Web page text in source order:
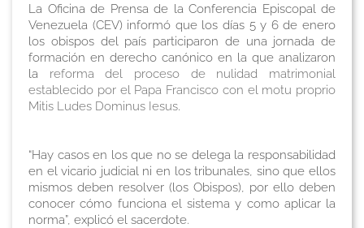
La Oficina de Prensa de la Conferencia Episcopal de
Venezuela (CEV) informó que los días 5 y 6 de enero
los obispos del país participaron de una jornada de
formación en derecho canónico en la que analizaron
la reforma del proceso de nulidad matrimonial
establecido por el Papa Francisco con el motu proprio
Mitis Ludes Dominus Iesus.
“Hay casos en los que no se delega la responsabilidad
en el vicario judicial ni en los tribunales, sino que ellos
mismos deben resolver (los Obispos), por ello deben
conocer cómo funciona el sistema y como aplicar la
norma”, explicó el sacerdote.